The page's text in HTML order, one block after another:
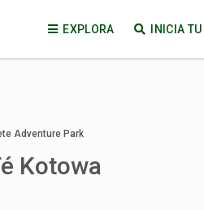
EXPLORA INICIA TU
Adventure Park
Kotowa